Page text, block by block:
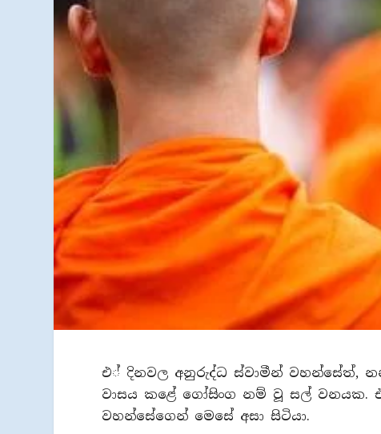
එ් දිනවල අනුරුද්ධ ස්වාමීන් වහන්සේත්,
වාසය කළේ ගෝසිංග නම් වූ සල් වනයක.
වහන්සේගෙන් මෙසේ අසා සිටියා.